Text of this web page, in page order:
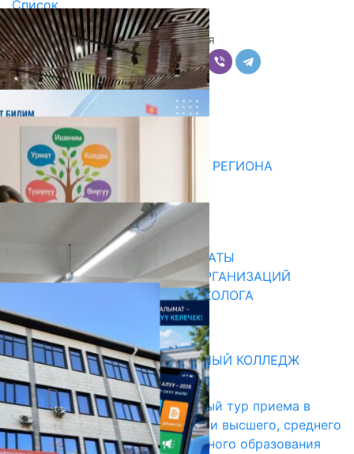
Список
Поделиться
Комментарии
Последние новости
ДЛЯ МЕТОДИСТОВ ЮЖНОГО РЕГИОНА
НАЧАЛОСЬ ОБУЧЕНИЕ
05.08.2026
В ПРИМЕРНЫЕ ТИПОВЫЕ ШТАТЫ
ОБЩЕОБРАЗОВАТЕЛЬНЫХ ОРГАНИЗАЦИЙ
ВВЕДЕНА ДОЛЖНОСТЬ ПСИХОЛОГА
31.07.2026
Абитуриент
БИШКЕКСКИЙ УНИВЕРСАЛЬНЫЙ КОЛЛЕДЖ
17.07.2026
В Кыргызстане начался первый тур приема в
образовательные организации высшего, среднего
и начального профессионального образования